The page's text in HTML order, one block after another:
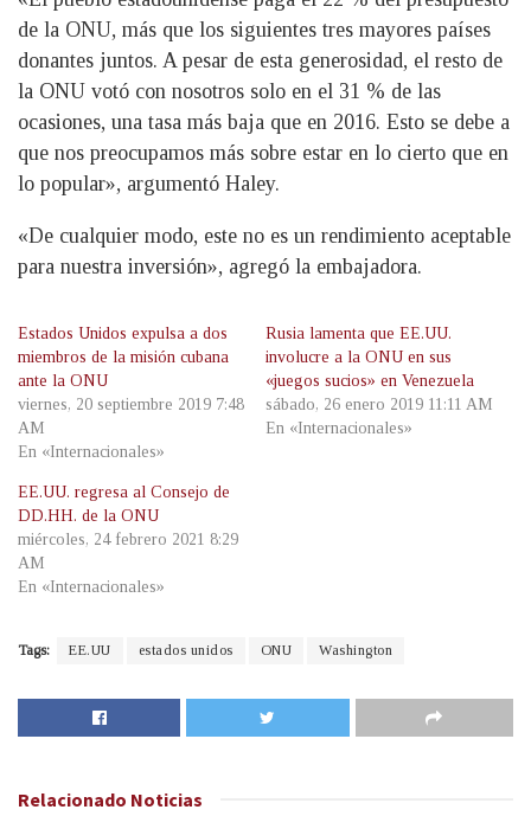
de la ONU, más que los siguientes tres mayores países
donantes juntos. A pesar de esta generosidad, el resto de
la ONU votó con nosotros solo en el 31 % de las
ocasiones, una tasa más baja que en 2016. Esto se debe a
que nos preocupamos más sobre estar en lo cierto que en
lo popular», argumentó Haley.
«De cualquier modo, este no es un rendimiento aceptable
para nuestra inversión», agregó la embajadora.
Estados Unidos expulsa a dos
miembros de la misión cubana
ante la ONU
viernes, 20 septiembre 2019 7:48
AM
En «Internacionales»
Rusia lamenta que EE.UU.
involucre a la ONU en sus
«juegos sucios» en Venezuela
sábado, 26 enero 2019 11:11 AM
En «Internacionales»
EE.UU. regresa al Consejo de
DD.HH. de la ONU
miércoles, 24 febrero 2021 8:29
AM
En «Internacionales»
Tags: EE.UU estados unidos ONU Washington
Relacionado Noticias